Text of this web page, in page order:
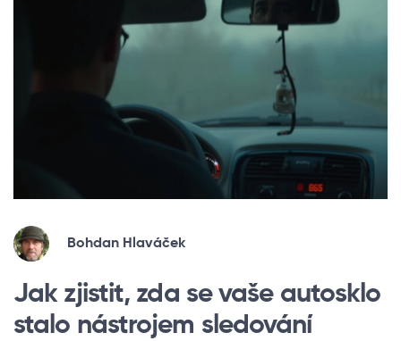
Bohdan Hlaváček
Jak zjistit, zda se vaše autosklo
stalo nástrojem sledování